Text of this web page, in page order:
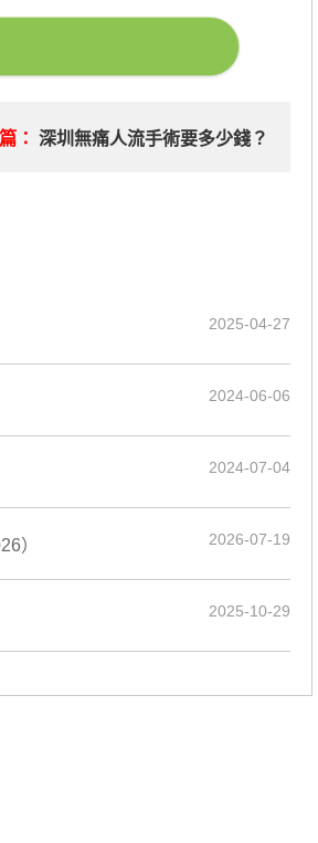
： 深圳無痛人流手術要多少錢？
2025-04-27
2024-06-06
2024-07-04
） 2026-07-19
2025-10-29